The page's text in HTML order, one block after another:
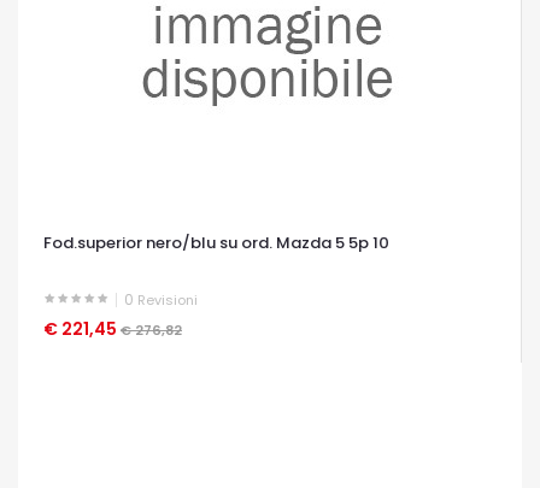
Fod.superior nero/blu su ord. Mazda 5 5p 10
0 Revisioni
€ 221,45 € 276,82
OCCHIATA VELOCE